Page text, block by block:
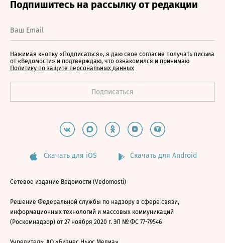
Нажимая кнопку «Подписаться», я даю свое согласие получать письма
от «Ведомости» и подтверждаю, что ознакомился и принимаю
Политику по защите персональных данных
Скачать для iOS Скачать для Android
Сетевое издание Ведомости (Vedomosti)
Решение Федеральной службы по надзору в сфере связи,
информационных технологий и массовых коммуникаций
(Роскомнадзор) от 27 ноября 2020 г. ЭЛ № ФС 77-79546